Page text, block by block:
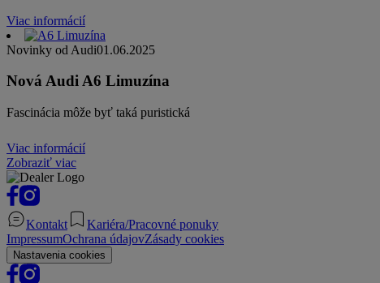
Viac informácií
Novinky od Audi01.06.2025
Nová Audi A6 Limuzína
Fascinácia môže byť taká puristická
Viac informácií
Zobraziť viac
Kontakt
Kariéra/Pracovné ponuky
ImpressumOchrana údajovZásady cookies
Nastavenia cookies